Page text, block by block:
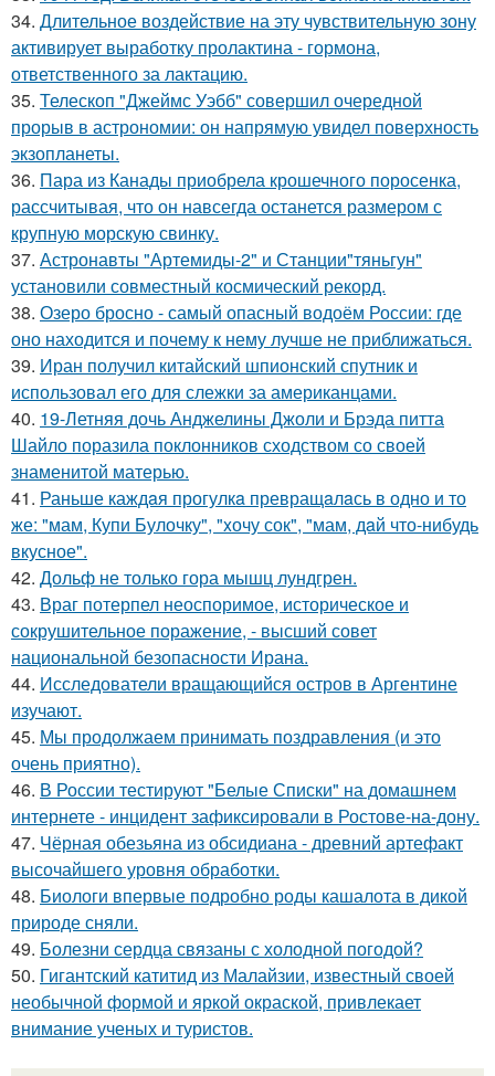
34. Длительное воздействие на эту чувствительную зону
активирует выработку пролактина - гормона,
ответственного за лактацию.
35. Телескоп "Джеймс Уэбб" совершил очередной
прорыв в астрономии: он напрямую увидел поверхность
экзопланеты.
36. Пара из Канады приобрела крошечного поросенка,
рассчитывая, что он навсегда останется размером с
крупную морскую свинку.
37. Астронавты "Артемиды-2" и Станции"тяньгун"
установили совместный космический рекорд.
38. Озеро бросно - самый опасный водоём России: где
оно находится и почему к нему лучше не приближаться.
39. Иран получил китайский шпионский спутник и
использовал его для слежки за американцами.
40. 19-Летняя дочь Анджелины Джоли и Брэда питта
Шайло поразила поклонников сходством со своей
знаменитой матерью.
41. Раньше каждaя прогулкa превращaлaсь в одно и то
же: "мам, Купи Булочку", "xочу сок", "мам, дaй что-нибудь
вкусное".
42. Дольф не только гора мышц лундгрен.
43. Враг потерпел неоспоримое, историческое и
сокрушительное поражение, - высший совет
национальной безопасности Ирана.
44. Исследователи вращающийся остров в Аргентине
изучают.
45. Мы продолжаем принимать поздравления (и это
очень приятно).
46. В России тестируют "Белые Списки" на домашнем
интернете - инцидент зафиксировали в Ростове-на-дону.
47. Чёрная обезьяна из обсидиана - древний артефакт
высочайшего уровня обработки.
48. Биологи впервые подробно роды кашалота в дикой
природе сняли.
49. Болезни сердца связаны с холодной погодой?
50. Гигантский катитид из Малайзии, известный своей
необычной формой и яркой окраской, привлекает
внимание ученых и туристов.